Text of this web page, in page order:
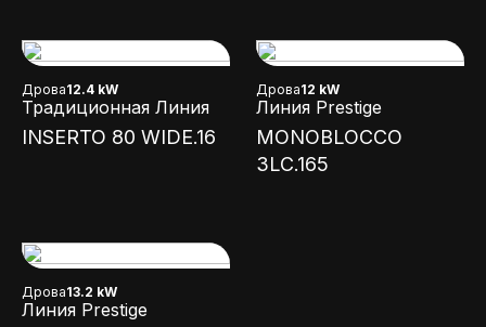
Дрова12.4 kW
Традиционная Линия
INSERTO 80 WIDE.16
Дрова12 kW
Линия Prestige
MONOBLOCCO
3LC.165
Дрова13.2 kW
Линия Prestige